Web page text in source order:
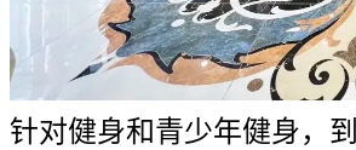
针对健身和青少年健身，